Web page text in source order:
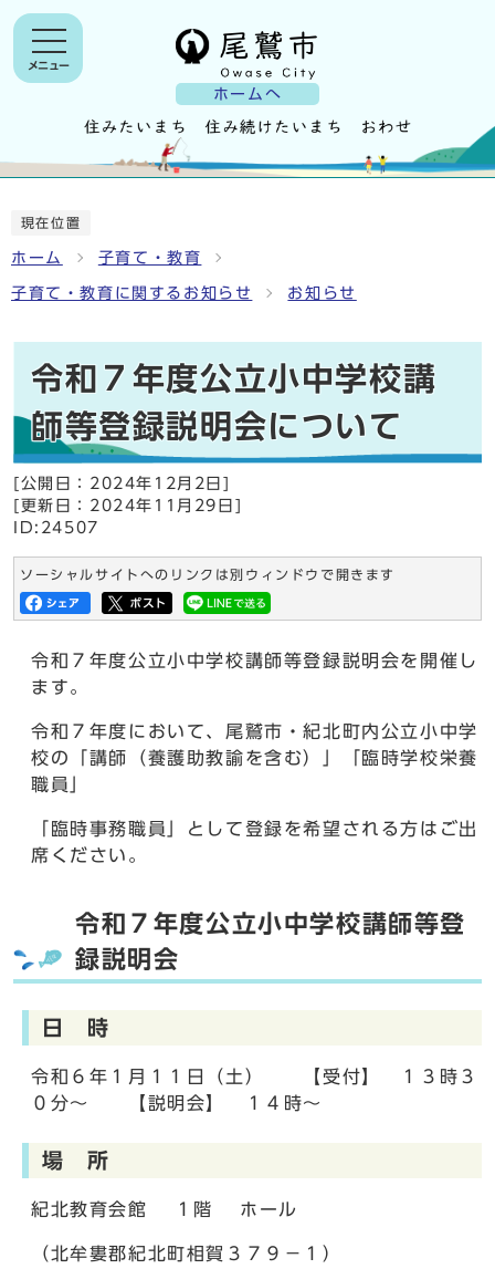
ホームへ
メニュー
現在位置
ホーム 子育て・教育
子育て・教育に関するお知らせ お知らせ
令和７年度公立小中学校講
師等登録説明会について
[公開日： 2024年12月2日
[更新日： 2024年11月29日
ID:24507
ソーシャルサイトへのリンクは別ウィンドウで開きます
令和７年度公立小中学校講師等登録説明会を開催し
ます。
令和７年度において、尾鷲市・紀北町内公立小中学
校の「講師（養護助教諭を含む）」「臨時学校栄養
職員」
「臨時事務職員」として登録を希望される方はご出
席ください。
令和７年度公立小中学校講師等登
録説明会
日 時
令和６年１月１１日（土） 【受付】 １３時３
０分～ 【説明会】 １４時～
場 所
紀北教育会館 １階 ホール
（北牟婁郡紀北町相賀３７９－１）